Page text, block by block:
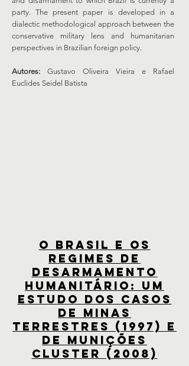
party. The present paper is developed in a
dialectic methodological approach between the
conservative military lens and humanitarian
perspectives in Brazilian foreign policy.
Autores: Gustavo Oliveira Vieira e Rafael
Euclides Seidel Batista
O BRASIL E OS
REGIMES DE
DESARMAMENTO
HUMANITÁRIO: UM
ESTUDO DOS CASOS
DE MINAS
TERRESTRES (1997) E
DE MUNIÇÕES
CLUSTER (2008)